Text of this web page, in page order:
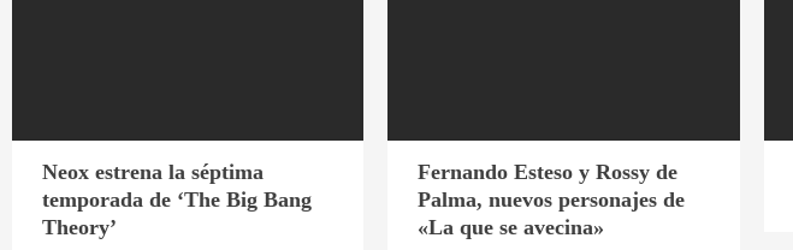
Neox estrena la séptima
temporada de ‘The Big Bang
Theory’
Fernando Esteso y Rossy de
Palma, nuevos personajes de
«La que se avecina»